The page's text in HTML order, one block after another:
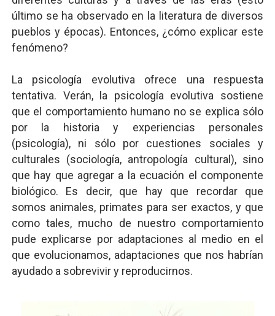
último se ha observado en la literatura de diversos
pueblos y épocas). Entonces, ¿cómo explicar este
fenómeno?
La psicología evolutiva ofrece una respuesta
tentativa. Verán, la psicología evolutiva sostiene
que el comportamiento humano no se explica sólo
por la historia y experiencias personales
(psicología), ni sólo por cuestiones sociales y
culturales (sociología, antropología cultural), sino
que hay que agregar a la ecuación el componente
biológico. Es decir, que hay que recordar que
somos animales, primates para ser exactos, y que
como tales, mucho de nuestro comportamiento
pude explicarse por adaptaciones al medio en el
que evolucionamos, adaptaciones que nos habrían
ayudado a sobrevivir y reproducirnos.